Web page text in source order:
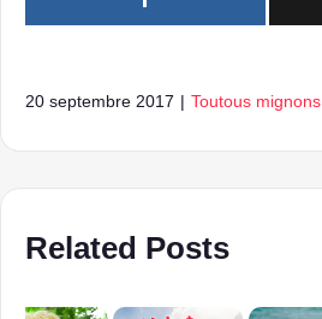
20 septembre 2017 | Toutous mignons
Related Posts